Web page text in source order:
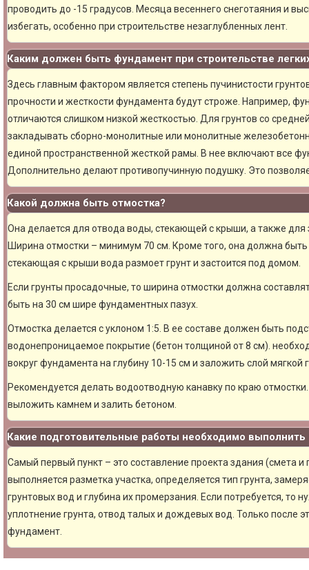
проводить до -15 градусов. Месяца весеннего снеготаяния и
избегать, особенно при строительстве незаглубленных лент.
Каким должен быть фундамент при строительстве
Здесь главным фактором является степень пучинистости
прочности и жесткости фундамента будут строже. Например,
отличаются слишком низкой жесткостью. Для грунтов со
закладывать сборно-монолитные или монолитные
единой пространственной жесткой рамы. В нее включают все
Дополнительно делают противопучинную подушку. Это
Какой должна быть отмостка?
Она делается для отвода воды, стекающей с крыши, а также
Ширина отмостки – минимум 70 см. Кроме того, она должна
стекающая с крыши вода размоет грунт и застоится под домом.
Если грунты просадочные, то ширина отмостки должна
быть на 30 см шире фундаментных пазух.
Отмостка делается с уклоном 1:5. В ее составе должен быть
водонепроницаемое покрытие (бетон толщиной от 8 см).
вокруг фундамента на глубину 10-15 см и заложить слой мягкой
Рекомендуется делать водоотводную канавку по краю
выложить камнем и залить бетоном.
Какие подготовительные работы необходимо
Самый первый пункт – это составление проекта здания (смета
выполняется разметка участка, определяется тип грунта,
грунтовых вод и глубина их промерзания. Если потребуется, то
уплотнение грунта, отвод талых и дождевых вод. Только после
фундамент.